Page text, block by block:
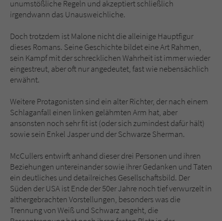
unumstößliche Regeln und akzeptiert schließlich
irgendwann das Unausweichliche.
Doch trotzdem ist Malone nicht die alleinige Hauptfigur
dieses Romans. Seine Geschichte bildet eine Art Rahmen,
sein Kampf mit der schrecklichen Wahrheit ist immer wieder
eingestreut, aber oft nur angedeutet, fast wie nebensächlich
erwähnt.
Weitere Protagonisten sind ein alter Richter, der nach einem
Schlaganfall einen linken gelähmten Arm hat, aber
ansonsten noch sehr fit ist (oder sich zumindest dafür hält)
sowie sein Enkel Jasper und der Schwarze Sherman.
McCullers entwirft anhand dieser drei Personen und ihren
Beziehungen untereinander sowie ihrer Gedanken und Taten
ein deutliches und detailreiches Gesellschaftsbild. Der
Süden der USA ist Ende der 50er Jahre noch tief verwurzelt in
althergebrachten Vorstellungen, besonders was die
Trennung von Weiß und Schwarz angeht, die